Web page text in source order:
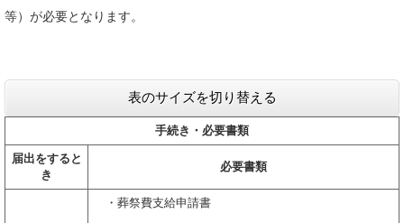
等）が必要となります。
表のサイズを切り替える
手続き・必要書類
届出をすると
き
必要書類
・葬祭費支給申請書